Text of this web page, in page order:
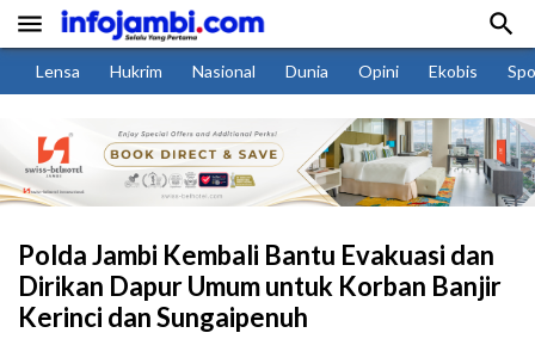
 
Lensa Hukrim Nasional Dunia Opini Ekobis
Polda Jambi Kembali Bantu Evakuasi dan
Dirikan Dapur Umum untuk Korban Banjir
Kerinci dan Sungaipenuh